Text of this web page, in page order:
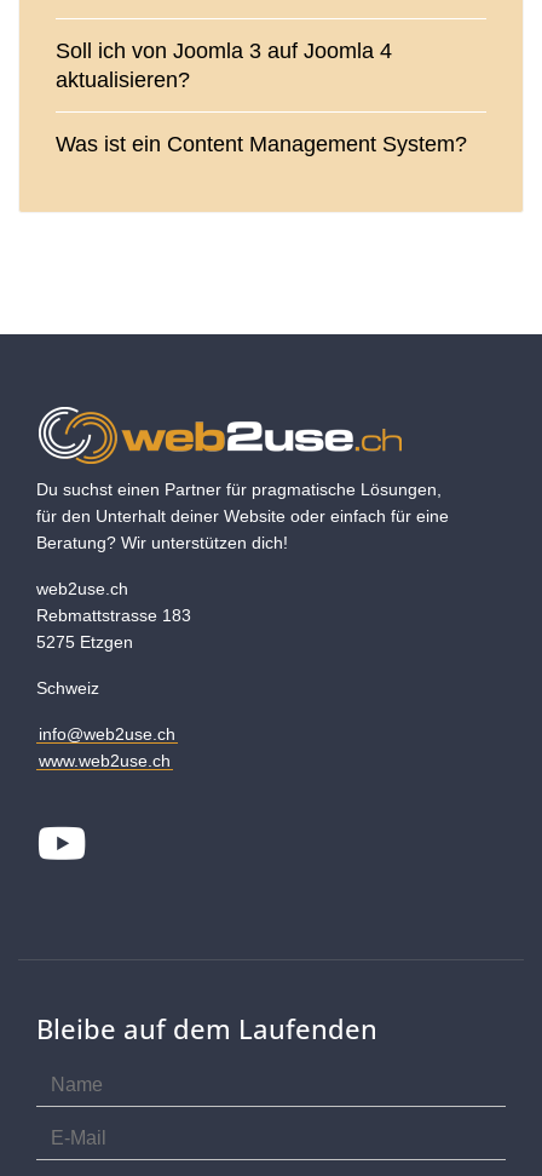
Soll ich von Joomla 3 auf Joomla 4
aktualisieren?
Was ist ein Content Management System?
Du suchst einen Partner für pragmatische Lösungen,
für den Unterhalt deiner Website oder einfach für eine
Beratung? Wir unterstützen dich!
web2use.ch
Rebmattstrasse 183
5275 Etzgen
Schweiz
info@web2use.ch
www.web2use.ch
Youtube
Bleibe auf dem Laufenden